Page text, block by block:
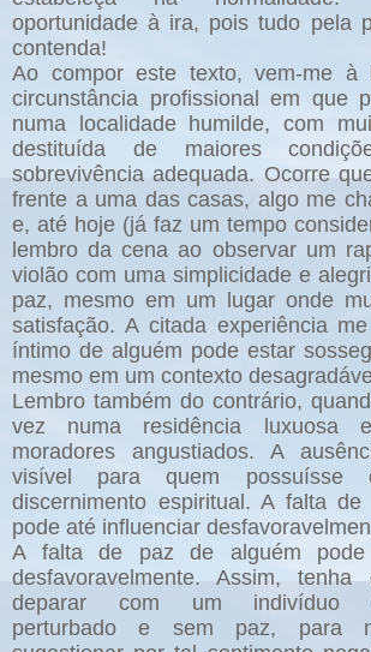
oportunidade à ira, pois tudo pela
contenda!
Ao compor este texto, vem-me à
circunstância profissional em que
numa localidade humilde, com
destituída de maiores
sobrevivência adequada. Ocorre
frente a uma das casas, algo me
e, até hoje (já faz um tempo
lembro da cena ao observar um
violão com uma simplicidade e
paz, mesmo em um lugar onde
satisfação. A citada experiência
íntimo de alguém pode estar
mesmo em um contexto
Lembro também do contrário,
vez numa residência luxuosa
moradores angustiados. A
visível para quem
discernimento espiritual. A falta
pode até influenciar
A falta de paz de alguém pode
desfavoravelmente. Assim,
deparar com um indivíduo
perturbado e sem paz, para